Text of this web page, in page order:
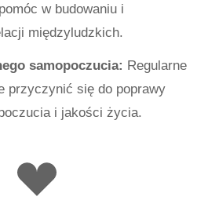
w budowaniu i
międzyludzkich.
samopoczucia: Regularne
przyczynić się do poprawy
i jakości życia.